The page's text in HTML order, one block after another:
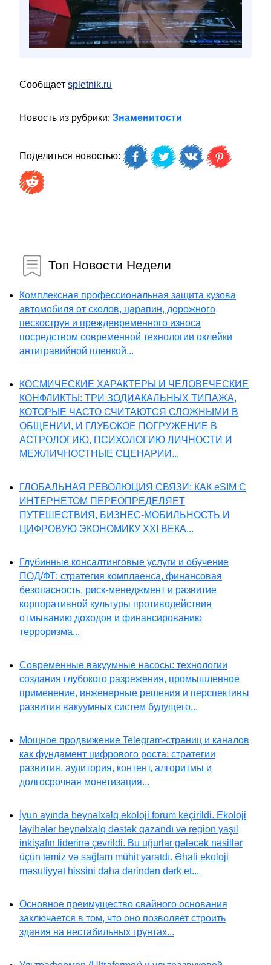
Сообщает spletnik.ru
Новость из рубрики: Знаменитости
Поделиться новостью:
Топ Новости Недели
Комплексная профессиональная защита кузова
автомобиля от сколов, царапин, дорожного
пескоструя и преждевременного износа
посредством современной технологии оклейки
антигравийной пленкой...
КОСМИЧЕСКИЕ ХАРАКТЕРЫ И ЧЕЛОВЕЧЕСКИЕ
КОНФЛИКТЫ: ТРИ ЗОДИАКАЛЬНЫХ ТИПАЖА,
КОТОРЫЕ ЧАСТО СЧИТАЮТСЯ СЛОЖНЫМИ В
ОБЩЕНИИ, И ГЛУБОКОЕ ПОГРУЖЕНИЕ В
АСТРОЛОГИЮ, ПСИХОЛОГИЮ ЛИЧНОСТИ И
МЕЖЛИЧНОСТНЫЕ СЦЕНАРИИ...
ГЛОБАЛЬНАЯ РЕВОЛЮЦИЯ СВЯЗИ: КАК eSIM С
ИНТЕРНЕТОМ ПЕРЕОПРЕДЕЛЯЕТ
ПУТЕШЕСТВИЯ, БИЗНЕС-МОБИЛЬНОСТЬ И
ЦИФРОВУЮ ЭКОНОМИКУ XXI ВЕКА...
Глубинные консалтинговые услуги и обучение
ПОД/ФТ: стратегия комплаенса, финансовая
безопасность, риск-менеджмент и развитие
корпоративной культуры противодействия
отмыванию доходов и финансированию
терроризма...
Современные вакуумные насосы: технологии
создания глубокого разрежения, промышленное
применение, инженерные решения и перспективы
развития вакуумных систем будущего...
Мощное продвижение Telegram-страниц и каналов
как фундамент цифрового роста: стратегии
развития, аудитория, контент, алгоритмы и
долгосрочная монетизация...
İyun ayında beynəlxalq ekoloji forum keçirildi. Ekoloji
layihələr beynəlxalq dəstək qazandı və region yaşıl
inkişafın liderinə çevrildi. Bu uğurlar gələcək nəsillər
üçün təmiz və sağlam mühit yaratdı. Əhali ekoloji
məsuliyyət hissini daha dərindən dərk et...
Основное преимущество свайного основания
заключается в том, что оно позволяет строить
здания на нестабильных грунтах...